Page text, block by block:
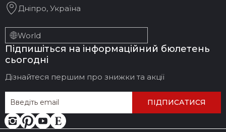
Ваш відгук:
ЗАЛИШИТИ ВІДГУК СКАСУВАТИ ВІДГУК
Дніпро, Україна
World
Підпишіться на інформаційний бюлетень
сьогодні
Дізнайтеся першим про знижки та акції
ПІДПИСАТИСЯ